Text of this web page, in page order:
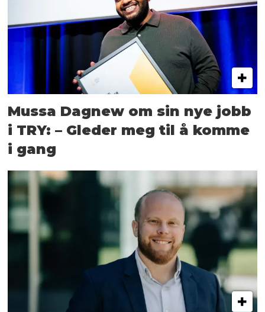
Mussa Dagnew om sin nye jobb
i TRY: – Gleder meg til å komme
i gang